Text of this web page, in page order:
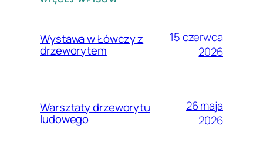
Wystawa w Łówczy z
drzeworytem
15 czerwca
2026
Warsztaty drzeworytu
ludowego
26 maja
2026